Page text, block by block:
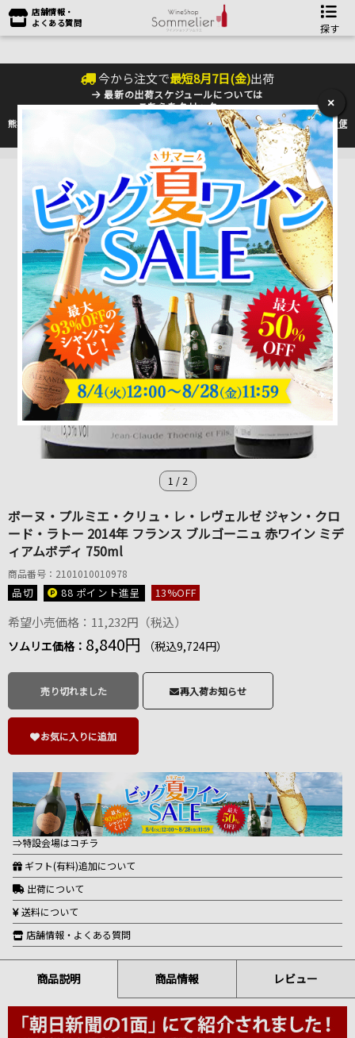
店舗情報・
よくある質問
探す
今から注文で最短8月7日(金)出荷
最新の出荷スケジュールについては
こちらをクリック
熊本地震の影響により九州への配送に遅れが生じております。最新情報は佐川急便
のHP
をご確認下さい。
1 / 2
ボーヌ・プルミエ・クリュ・レ・レヴェルゼ ジャン・クロ
ード・ラトー 2014年 フランス ブルゴーニュ 赤ワイン ミデ
ィアムボディ 750ml
商品番号：2101010010978
品切 88 ポイント進呈 13%OFF
希望小売価格：11,232円（税込）
ソムリエ価格： 8,840円 （税込9,724円）
売り切れました 再入荷お知らせ
お気に入りに追加
⇒特設会場はコチラ
ギフト(有料)追加について
出荷について
送料について
店舗情報・よくある質問
商品説明 商品情報 レビュー
×